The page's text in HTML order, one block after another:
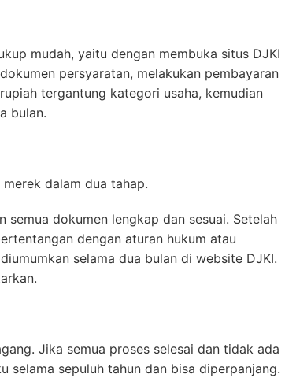
mudah, yaitu dengan membuka situs DJKI
persyaratan, melakukan pembayaran
tergantung kategori usaha, kemudian
bulan.
dalam dua tahap.
dokumen lengkap dan sesuai. Setelah
dengan aturan hukum atau
selama dua bulan di website DJKI.
Jika semua proses selesai dan tidak ada
selama sepuluh tahun dan bisa diperpanjang.